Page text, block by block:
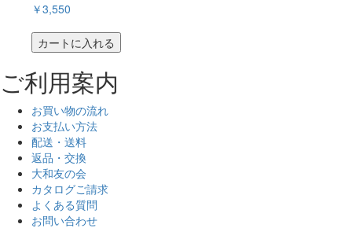
￥3,550
カートに入れる
ご利用案内
お買い物の流れ
お支払い方法
配送・送料
返品・交換
大和友の会
カタログご請求
よくある質問
お問い合わせ